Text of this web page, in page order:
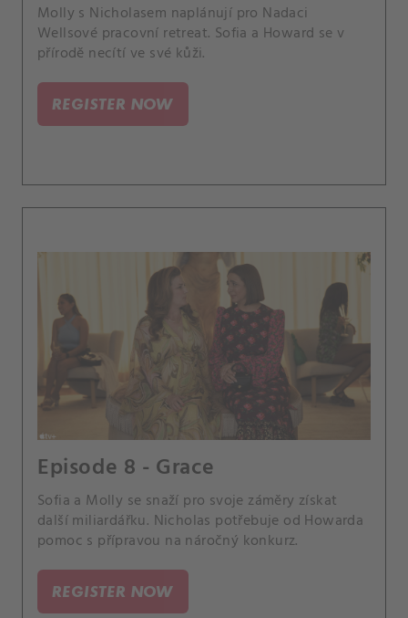
Molly s Nicholasem naplánují pro Nadaci
Wellsové pracovní retreat. Sofia a Howard se v
přírodě necítí ve své kůži.
REGISTER NOW
Episode 8 - Grace
Sofia a Molly se snaží pro svoje záměry získat
další miliardářku. Nicholas potřebuje od Howarda
pomoc s přípravou na náročný konkurz.
REGISTER NOW